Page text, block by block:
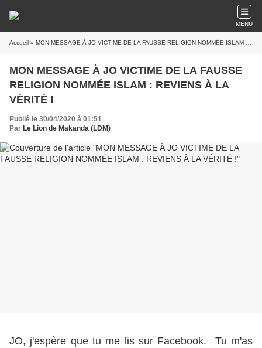
MENU
Accueil » MON MESSAGE À JO VICTIME DE LA FAUSSE RELIGION NOMMÉE ISLAM : REVIENS À LA VÉRITÉ !
MON MESSAGE À JO VICTIME DE LA FAUSSE
RELIGION NOMMÉE ISLAM : REVIENS À LA
VÉRITÉ !
Publié le 30/04/2020 à 01:51
Par Le Lion de Makanda (LDM)
JO, j'espère que tu me lis sur Facebook. Tu m'as